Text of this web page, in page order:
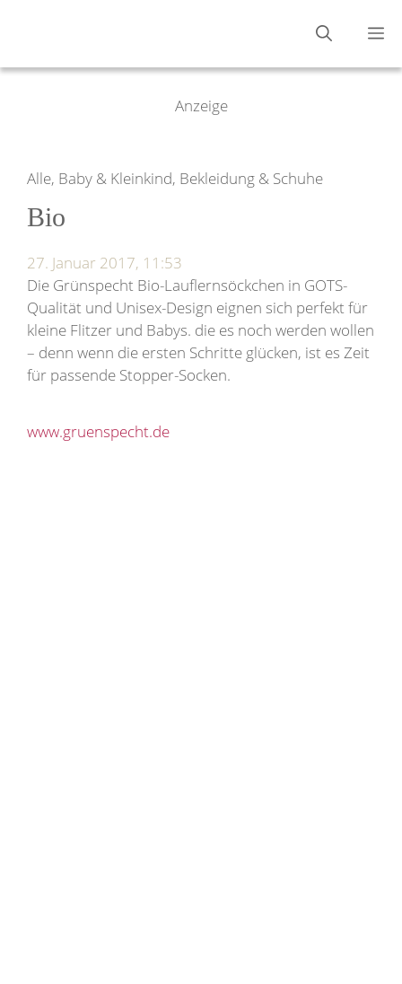
Anzeige
Alle, Baby & Kleinkind, Bekleidung & Schuhe
Bio
27. Januar 2017, 11:53
Die Grünspecht Bio-Lauflernsöckchen in GOTS-
Qualität und Unisex-Design eignen sich perfekt für
kleine Flitzer und Babys. die es noch werden wollen
– denn wenn die ersten Schritte glücken, ist es Zeit
für passende Stopper-Socken.
www.gruenspecht.de